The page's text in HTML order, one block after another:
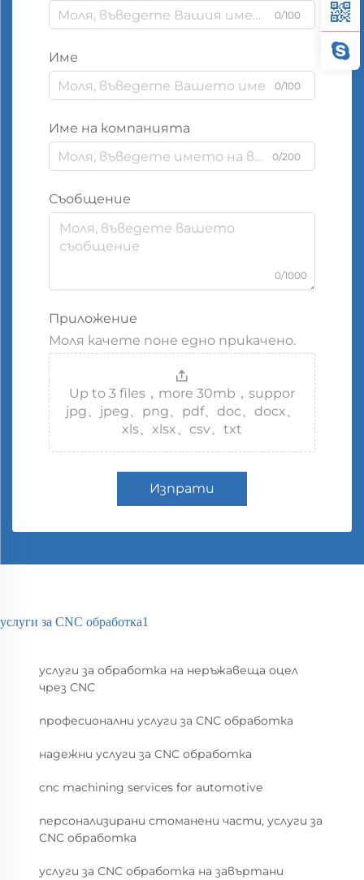
0/100
Име
0/100
Име на компанията
0/200
Съобщение
0/1000
Приложение
Моля качете поне едно прикачено.
Up to 3 files，more 30mb，suppor
jpg、jpeg、png、pdf、doc、docx、
xls、xlsx、csv、txt
Изпрати
услуги за CNC обработка1
услуги за обработка на неръжавеща оцел
чрез CNC
професионални услуги за CNC обработка
надежни услуги за CNC обработка
cnc machining services for automotive
персонализирани стоманени части, услуги за
CNC обработка
услуги за CNC обработка на завъртани